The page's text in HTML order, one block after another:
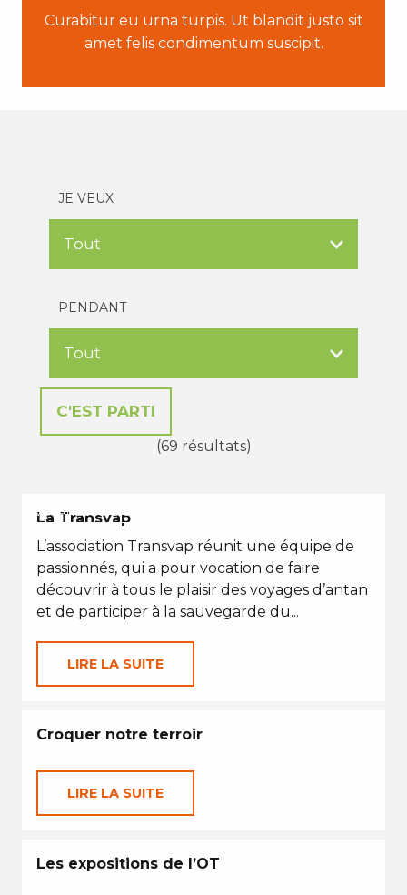
Curabitur eu urna turpis. Ut blandit justo sit
amet felis condimentum suscipit.
JE VEUX
PENDANT
(69 résultats)
VACANCES D'ÉTÉ
La Transvap
L’association Transvap réunit une équipe de
passionnés, qui a pour vocation de faire
découvrir à tous le plaisir des voyages d’antan
et de participer à la sauvegarde du...
LIRE LA SUITE
Croquer notre terroir
LIRE LA SUITE
Les expositions de l’OT